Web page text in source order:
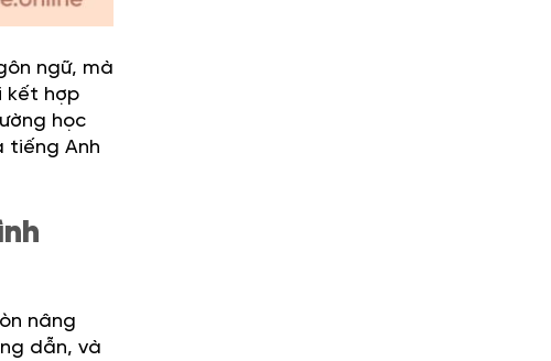
ngữ, mà
kết hợp
học
tiếng Anh
nâng
dẫn, và